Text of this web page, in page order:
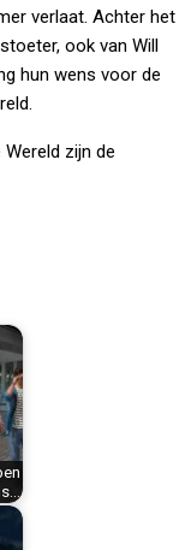
verlaat. Achter het
ook van Will
hun wens voor de
zijn de